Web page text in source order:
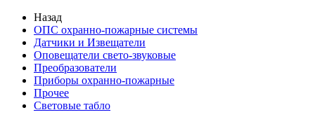
Назад
ОПС охранно-пожарные системы
Датчики и Извещатели
Оповещатели свето-звуковые
Преобразователи
Приборы охранно-пожарные
Прочее
Световые табло